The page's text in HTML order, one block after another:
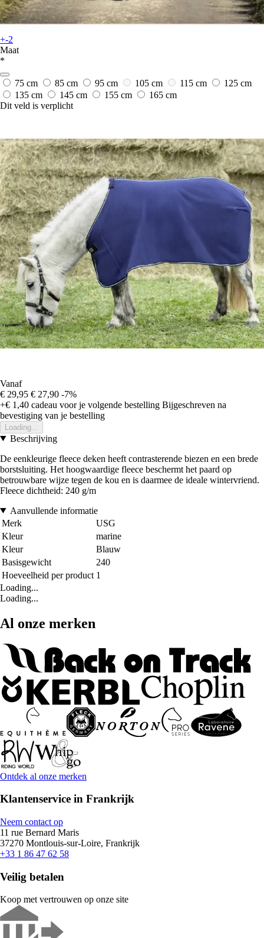
+-2
Maat
*
75 cm 85 cm 95 cm 105 cm 115 cm
125 cm
135 cm
145 cm 155 cm
165 cm
Dit veld is verplicht
Vanaf
€ 29,95 € 27,90 -7%
+€ 1,40 cadeau voor je volgende bestelling Bijgeschreven na
bevestiging van je bestelling
Loading...
Beschrijving
De eenkleurige fleece deken heeft contrasterende biezen en een brede
borstsluiting. Het hoogwaardige fleece beschermt het paard op
betrouwbare wijze tegen de kou en is daarmee de ideale wintervriend.
Fleece dichtheid: 240 g/m
Aanvullende informatie
Merk
USG
Kleur
marine
Kleur
Blauw
Basisgewicht
240
Hoeveelheid per product 1
Loading...
Loading...
Al onze merken
Ontdek al onze merken
Klantenservice in Frankrijk
Neem contact op
11 rue Bernard Maris
37270 Montlouis-sur-Loire, Frankrijk
+33 1 86 47 62 58
Veilig betalen
Koop met vertrouwen op onze site